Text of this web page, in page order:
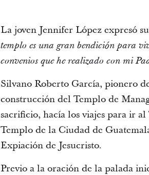
La joven Jennifer López expresó
templo es una gran bendición para
convenios que he realizado con mi
Silvano Roberto García, pionero
construcción del Templo de
sacrificio, hacía los viajes para ir
Templo de la Ciudad de
Expiación de Jesucristo.
Previo a la oración de la palada